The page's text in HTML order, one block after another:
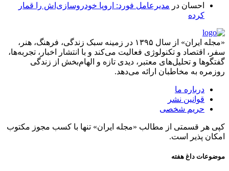
احسان در مدیرعامل فورد: اروپا خودروسازی‌اش را قمار
کرده
«مجله ایران» از سال ۱۳۹۵ در زمینه سبک زندگی، فرهنگ، هنر،
سفر، اقتصاد و تکنولوژی فعالیت می‌کند و با انتشار اخبار، تجربه‌ها،
گفتگوها و تحلیل‌های معتبر، دیدی تازه و الهام‌بخش از زندگی
روزمره به مخاطبان ارائه می‌دهد.
درباره ما
قوانین نشر
حریم شخصی
کپی هر قسمتی از مطالب «مجله ایران» تنها با کسب مجوز مکتوب
امکان پذیر است.
موضوعات داغ هفته